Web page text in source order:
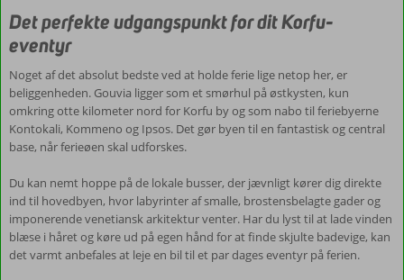
Det perfekte udgangspunkt for dit Korfu-
eventyr
Noget af det absolut bedste ved at holde ferie lige netop her, er
beliggenheden. Gouvia ligger som et smørhul på østkysten, kun
omkring otte kilometer nord for Korfu by og som nabo til feriebyerne
Kontokali, Kommeno og Ipsos. Det gør byen til en fantastisk og central
base, når ferieøen skal udforskes.
Du kan nemt hoppe på de lokale busser, der jævnligt kører dig direkte
ind til hovedbyen, hvor labyrinter af smalle, brostensbelagte gader og
imponerende venetiansk arkitektur venter. Har du lyst til at lade vinden
blæse i håret og køre ud på egen hånd for at finde skjulte badevige, kan
det varmt anbefales at leje en bil til et par dages eventyr på ferien.